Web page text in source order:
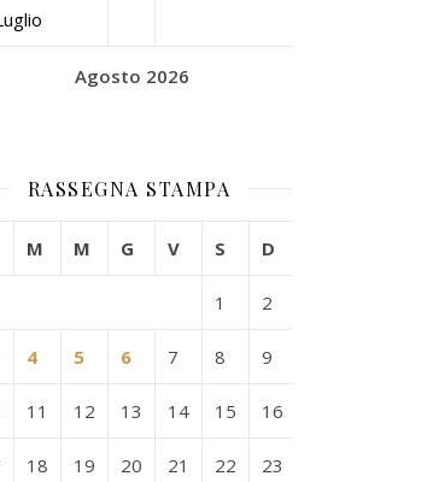
Agosto 2026
RASSEGNA STAMPA
M M G V S D
1 2
4 5 6 7 8 9
11 12 13 14 15 16
18 19 20 21 22 23